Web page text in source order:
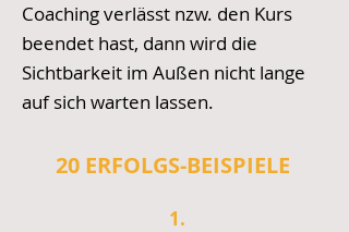
Coaching verlässt nzw. den Kurs
beendet hast, dann wird die
Sichtbarkeit im Außen nicht lange
auf sich warten lassen.
20 ERFOLGS-BEISPIELE
1.